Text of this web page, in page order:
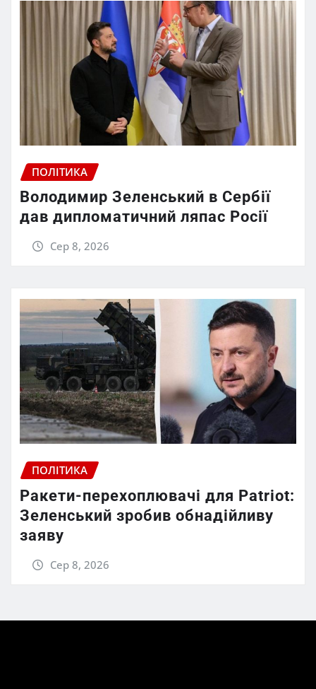
ПОЛІТИКА
Володимир Зеленський в Сербії
дав дипломатичний ляпас Росії
Сер 8, 2026
ПОЛІТИКА
Ракети-перехоплювачі для Patriot:
Зеленський зробив обнадійливу
заяву
Сер 8, 2026